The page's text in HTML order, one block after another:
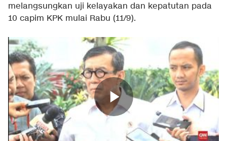
melangsungkan uji kelayakan dan kepatutan pada
10 capim KPK mulai Rabu (11/9).